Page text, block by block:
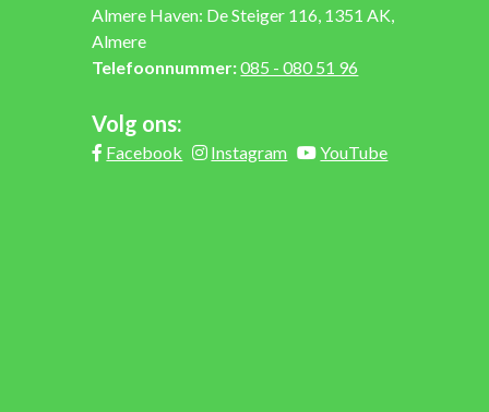
Almere Haven: De Steiger 116, 1351 AK,
Almere
Telefoonnummer:085 - 080 51 96
Volg ons:
Facebook Instagram YouTube